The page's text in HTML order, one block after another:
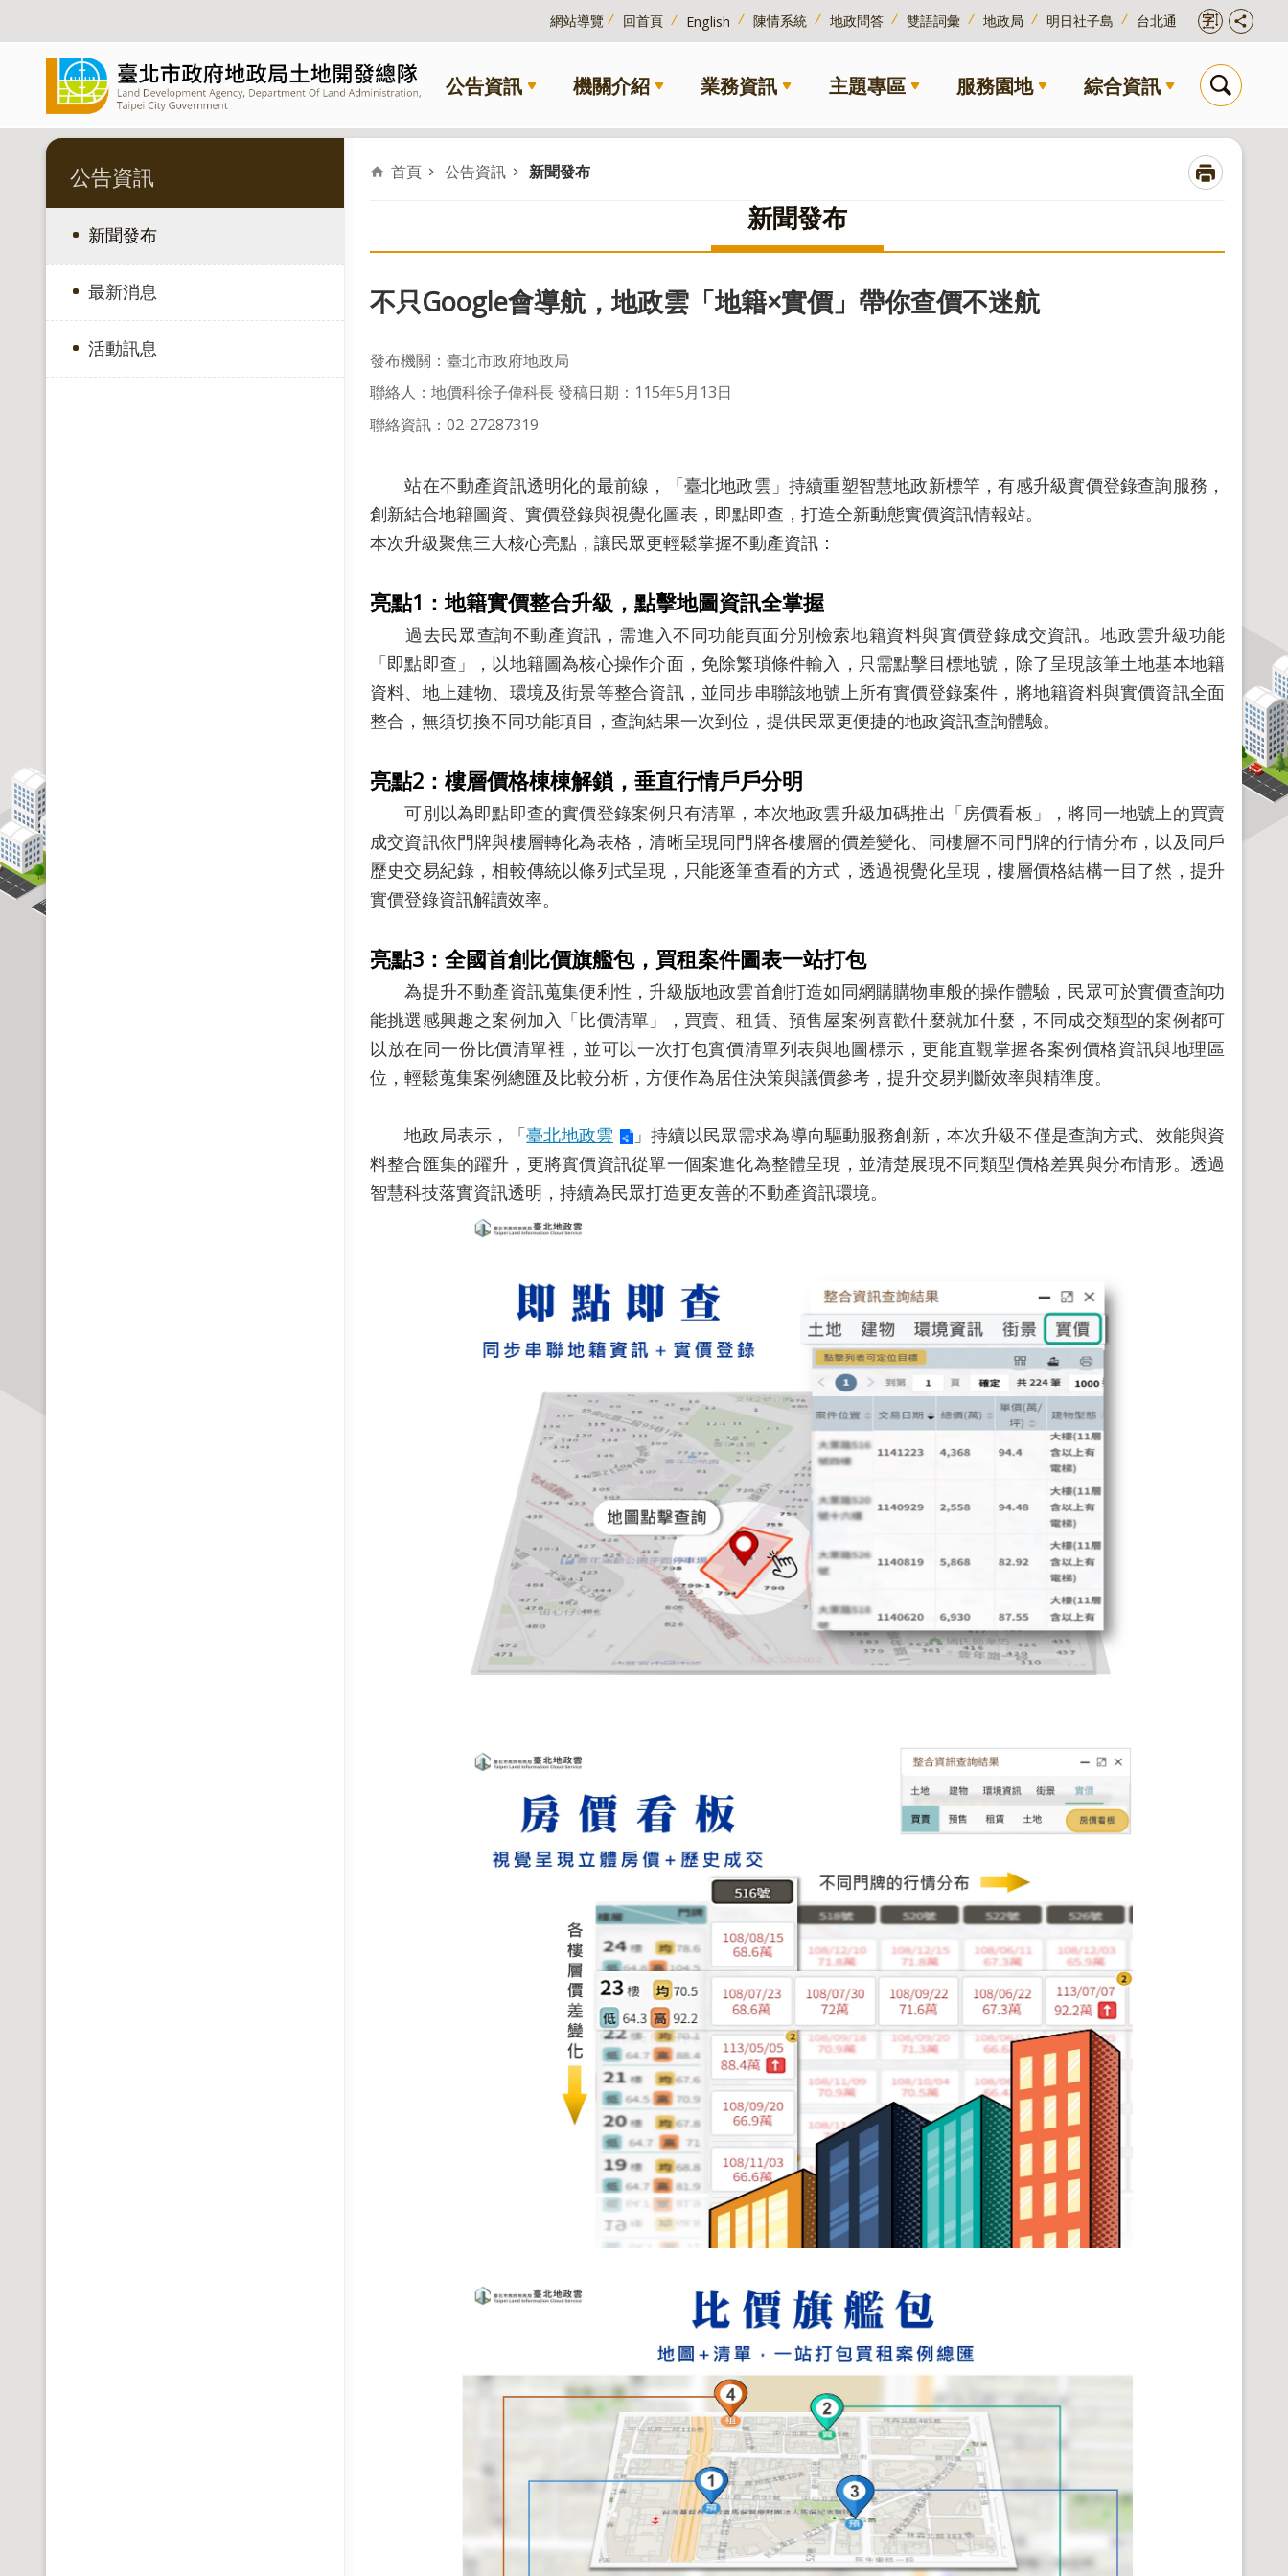
網站導覽 回首頁 English 陳情系統 地政問答 雙語詞彙 地政局 明日社子島 台北通
公告資訊 機關介紹 業務資訊 主題專區 服務園地 綜合資訊
公告資訊
新聞發布
最新消息
活動訊息
首頁 公告資訊 新聞發布
新聞發布
不只Google會導航，地政雲「地籍×實價」帶你查價不迷航
發布機關：臺北市政府地政局
聯絡人：地價科徐子偉科長 發稿日期：115年5月13日
聯絡資訊：02-27287319
站在不動產資訊透明化的最前線，「臺北地政雲」持續重塑智慧地政新標竿，有感升級實價登錄查詢服務，
創新結合地籍圖資、實價登錄與視覺化圖表，即點即查，打造全新動態實價資訊情報站。
本次升級聚焦三大核心亮點，讓民眾更輕鬆掌握不動產資訊：
亮點1 ：地籍實價整合升級，點擊地圖資訊全掌握
過去民眾查詢不動產資訊，需進入不同功能頁面分別檢索地籍資料與實價登錄成交資訊。地政雲升級功能
「即點即查」，以地籍圖為核心操作介面，免除繁瑣條件輸入，只需點擊目標地號，除了呈現該筆土地基本地籍
資料、地上建物、環境及街景等整合資訊，並同步串聯該地號上所有實價登錄案件，將地籍資料與實價資訊全面
整合，無須切換不同功能項目，查詢結果一次到位，提供民眾更便捷的地政資訊查詢體驗。
亮點2 ：樓層價格棟棟解鎖，垂直行情戶戶分明
可別以為即點即查的實價登錄案例只有清單，本次地政雲升級加碼推出「房價看板」，將同一地號上的買賣
成交資訊依門牌與樓層轉化為表格，清晰呈現同門牌各樓層的價差變化、同樓層不同門牌的行情分布，以及同戶
歷史交易紀錄，相較傳統以條列式呈現，只能逐筆查看的方式，透過視覺化呈現，樓層價格結構一目了然，提升
實價登錄資訊解讀效率。
亮點3 ：全國首創比價旗艦包，買租案件圖表一站打包
為提升不動產資訊蒐集便利性，升級版地政雲首創打造如同網購購物車般的操作體驗，民眾可於實價查詢功
能挑選感興趣之案例加入「比價清單」，買賣、租賃、預售屋案例喜歡什麼就加什麼，不同成交類型的案例都可
以放在同一份比價清單裡，並可以一次打包實價清單列表與地圖標示，更能直觀掌握各案例價格資訊與地理區
位，輕鬆蒐集案例總匯及比較分析，方便作為居住決策與議價參考，提升交易判斷效率與精準度。
地政局表示，「臺北地政雲
」持續以民眾需求為導向驅動服務創新，本次升級不僅是查詢方式、效能與資
料整合匯集的躍升，更將實價資訊從單一個案進化為整體呈現，並清楚展現不同類型價格差異與分布情形。透過
智慧科技落實資訊透明，持續為民眾打造更友善的不動產資訊環境。